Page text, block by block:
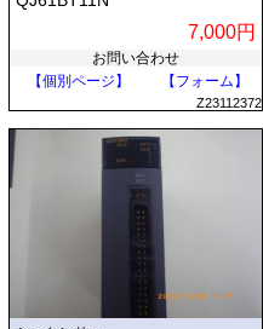
7,000円
お問い合わせ
【個別ページ】
【フォーム】
Z23112372